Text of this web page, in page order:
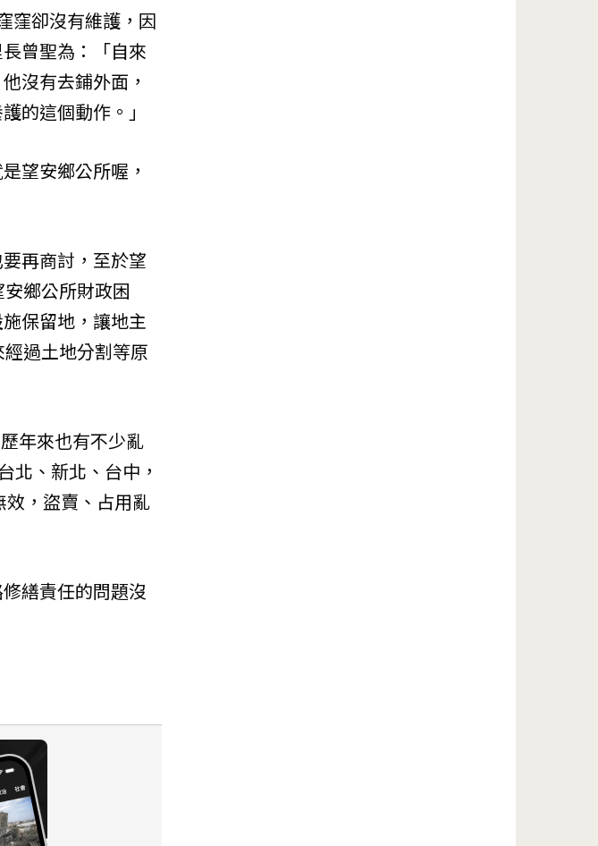
窪卻沒有維護，因
曾聖為：「自來
沒有去鋪外面，
的這個動作。」
望安鄉公所喔，
再商討，至於望
鄉公所財政困
保留地，讓地主
過土地分割等原
年來也有不少亂
北、新北、台中，
，盜賣、占用亂
繕責任的問題沒